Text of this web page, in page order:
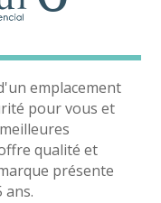
emplacement
pour vous et
qualité et
présente
ans.